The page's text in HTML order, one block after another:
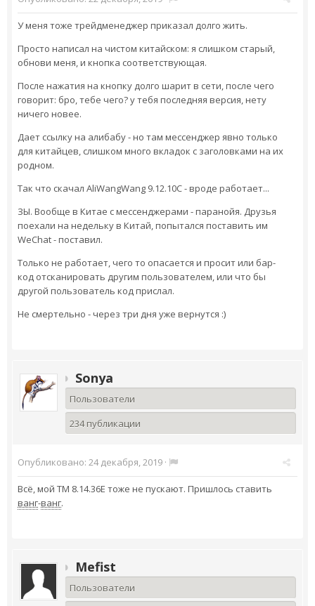
У меня тоже трейдменеджер приказал долго жить.
Просто написал на чистом китайском: я слишком старый,
обнови меня, и кнопка соответствующая.
После нажатия на кнопку долго шарит в сети, после чего
говорит: бро, тебе чего? у тебя последняя версия, нету
ничего новее.
Дает ссылку на алибабу - но там мессенджер явно только
для китайцев, слишком много вкладок с заголовками на их
родном.
Так что скачал AliWangWang 9.12.10C - вроде работает...
ЗЫ. Вообще в Китае с мессенджерами - паранойя. Друзья
поехали на недельку в Китай, попытался поставить им
WeChat - поставил.
Только не работает, чего то опасается и просит или бар-
код отсканировать другим пользователем, или что бы
другой пользователь код прислал.
Не смертельно - через три дня уже вернутся :)
Sonya
Пользователи
234 публикации
Опубликовано: 24 декабря, 2019 ·
Всё, мой TM 8.14.36E тоже не пускают. Пришлось ставить
ванг-ванг.
Mefist
Пользователи